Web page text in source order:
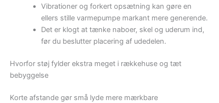
Vibrationer og forkert opsætning kan gøre en
ellers stille varmepumpe markant mere generende.
Det er klogt at tænke naboer, skel og uderum ind,
før du beslutter placering af udedelen.
Hvorfor støj fylder ekstra meget i rækkehuse og tæt
bebyggelse
Korte afstande gør små lyde mere mærkbare